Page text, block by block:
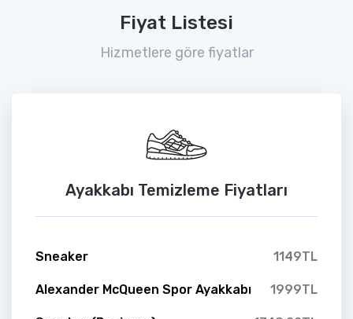
Fiyat Listesi
Hizmetlere göre fiyatlar
Ayakkabı Temizleme Fiyatları
Sneaker 1149TL
Alexander McQueen Spor Ayakkabı 1999TL